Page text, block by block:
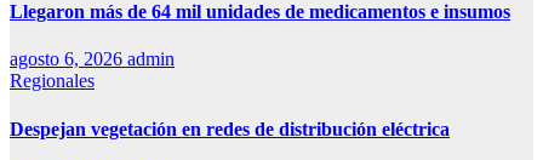
Llegaron más de 64 mil unidades de medicamentos e insumos
agosto 6, 2026 admin
Regionales
Despejan vegetación en redes de distribución eléctrica